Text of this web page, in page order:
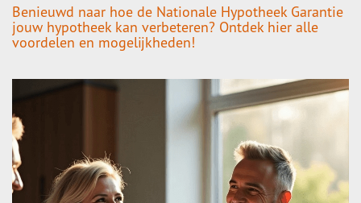
Benieuwd naar hoe de Nationale Hypotheek Garantie
jouw hypotheek kan verbeteren? Ontdek hier alle
voordelen en mogelijkheden!